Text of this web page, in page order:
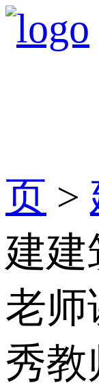
页 >
建建
老师
秀教